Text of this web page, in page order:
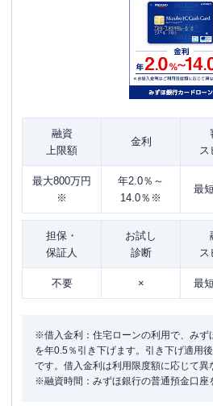
融資
上限額
金利
ス
最大800万円
※
年2.0％～
14.0％※
最
担保・
保証人
お試し
診断
ス
不要 × 最
※借入金利：住宅ローンの利用で、みず
を年0.5％引き下げます。引き下げ適用
です。借入金利は利用限度額に応じて異
※融資時間：みずほ銀行の普通預金口座